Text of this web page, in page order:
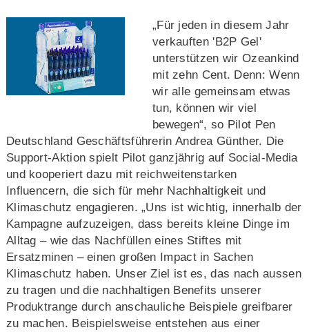
„Für jeden in diesem Jahr
verkauften 'B2P Gel'
unterstützen wir Ozeankind
mit zehn Cent. Denn: Wenn
wir alle gemeinsam etwas
tun, können wir viel
bewegen“, so Pilot Pen
Deutschland Geschäftsführerin Andrea Günther. Die
Support-Aktion spielt Pilot ganzjährig auf Social-Media
und kooperiert dazu mit reichweitenstarken
Influencern, die sich für mehr Nachhaltigkeit und
Klimaschutz engagieren. „Uns ist wichtig, innerhalb der
Kampagne aufzuzeigen, dass bereits kleine Dinge im
Alltag – wie das Nachfüllen eines Stiftes mit
Ersatzminen – einen großen Impact in Sachen
Klimaschutz haben. Unser Ziel ist es, das nach aussen
zu tragen und die nachhaltigen Benefits unserer
Produktrange durch anschauliche Beispiele greifbarer
zu machen. Beispielsweise entstehen aus einer